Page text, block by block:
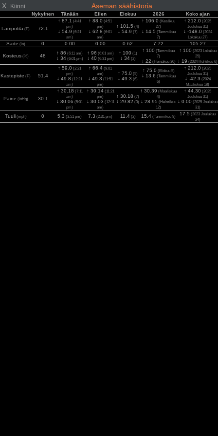
X Kiinni Aseman säähistoria
Nykyinen Tänään Eilen Elokuu 2026 Koko ajan
Lämpötila (F) 72.1
↑ 87.1 (4:41
pm)
↓ 54.9 (6:21
am)
↑ 88.0 (4:51
pm)
↓ 62.8 (6:01
am)
↑ 101.5 (4)
↓ 54.9 (7)
↑ 106.0 (Kesäkuu
27)
↓ 14.5 (Tammikuu
7)
↑ 212.0 (2025
Joulukuu 31)
↓ -148.0(2024
Lokakuu 27)
Sade (in) 0 0.00 0.00 0.62 7.72 105.27
Kosteus(%) 48
↑ 86 (6:11 am)
↓ 34(6:01 pm)
↑ 96 (6:01 am)
↓ 40(6:31 pm)
↑ 100(1)
↓ 34(2)
↑ 100 (Tammikuu
7)
↓ 22 (Heinäkuu 30)
↑ 100(2023 Lokakuu
25)
↓ 19 (2024 Huhtikuu 6)
Kastepiste (F) 51.4
↑ 59.0 (2:21
pm)
↓ 49.8 (12:21
am)
↑ 66.4 (9:01
am)
↓ 49.3 (11:51
pm)
↑ 75.0 (5)
↓ 49.3 (6)
↑ 75.0(Elokuu 5)
↓ 13.6 (Tammikuu
6)
↑ 212.0 (2025
Joulukuu 31)
↓ -42.3 (2024
Maaliskuu 18)
Paine (inHg) 30.1
↑ 30.18 (7:11
am)
↓ 30.06 (5:01
pm)
↑ 30.14(11:21
pm)
↓ 30.03 (12:11
am)
↑ 30.18 (7)
↓ 29.82 (3)
↑ 30.39 (Maaliskuu
4)
↓ 28.95 (Helmikuu
12)
↑ 44.30 (2025
Joulukuu 31)
↓ 0.00 (2025 Joulukuu
31)
Tuuli(mph) 0 5.3 (3:51 pm) 7.3 (2:31 pm) 11.4(2) 15.4 (Tammikuu 9) 17.5 (2023 Joulukuu
24)